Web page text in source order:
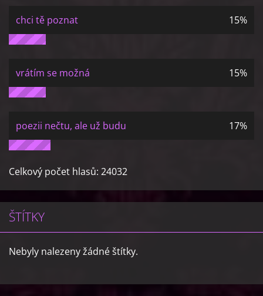
chci tě poznat 15%
vrátím se možná 15%
poezii nečtu, ale už budu 17%
Celkový počet hlasů: 24032
ŠTÍTKY
Nebyly nalezeny žádné štítky.